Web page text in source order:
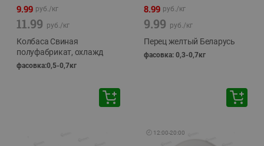
9.99 руб./кг
11.99 руб./кг
Колбаса Свиная
полуфабрикат, охлажд
фасовка:0,5-0,7кг
8.99 руб./кг
9.99 руб./кг
Перец желтый Беларусь
фасовка: 0,3-0,7кг
🕘 12:00-20:00